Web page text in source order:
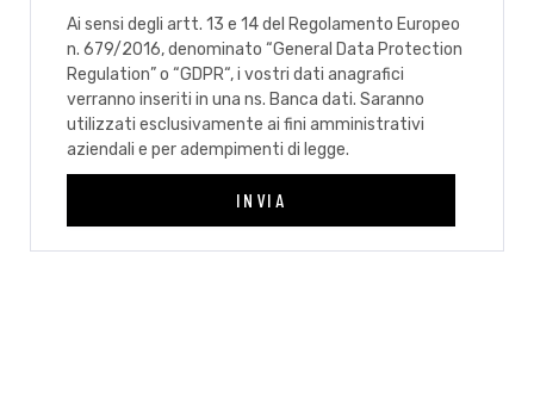
Ai sensi degli artt. 13 e 14 del Regolamento Europeo
n. 679/2016, denominato “General Data Protection
Regulation” o “GDPR“, i vostri dati anagrafici
verranno inseriti in una ns. Banca dati. Saranno
utilizzati esclusivamente ai fini amministrativi
aziendali e per adempimenti di legge.
INVIA